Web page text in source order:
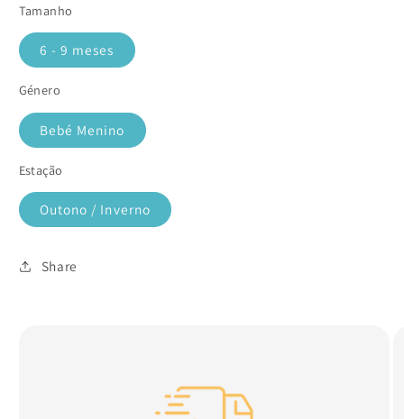
Tamanho
6 - 9 meses
Género
Bebé Menino
Estação
Outono / Inverno
Share